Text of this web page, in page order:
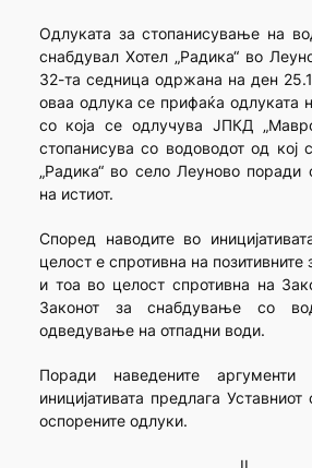
Одлуката за стопанисување на
снабдувал Хотел „Радика“ во
32-та седница одржана на ден
оваа одлука се прифаќа одлуката
со која се одлучува ЈПКД
стопанисува со водоводот од кој
„Радика“ во село Леуново
на истиот.
Според наводите во
целост е спротивна на позитивните
и тоа во целост спротивна на
Законот за снабдување со
одведување на отпадни води.
Поради наведените аргументи
иницијативата предлага
оспорените одлуки.